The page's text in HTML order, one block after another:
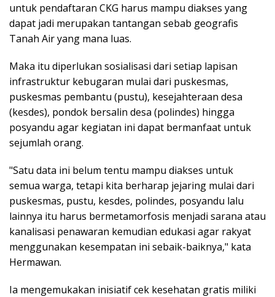
untuk pendaftaran CKG harus mampu diakses yang
dapat jadi merupakan tantangan sebab geografis
Tanah Air yang mana luas.
Maka itu diperlukan sosialisasi dari setiap lapisan
infrastruktur kebugaran mulai dari puskesmas,
puskesmas pembantu (pustu), kesejahteraan desa
(kesdes), pondok bersalin desa (polindes) hingga
posyandu agar kegiatan ini dapat bermanfaat untuk
sejumlah orang.
"Satu data ini belum tentu mampu diakses untuk
semua warga, tetapi kita berharap jejaring mulai dari
puskesmas, pustu, kesdes, polindes, posyandu lalu
lainnya itu harus bermetamorfosis menjadi sarana atau
kanalisasi penawaran kemudian edukasi agar rakyat
menggunakan kesempatan ini sebaik-baiknya," kata
Hermawan.
Ia mengemukakan inisiatif cek kesehatan gratis miliki